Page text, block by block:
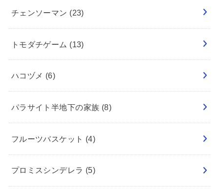
チェンソーマン (23)
トモダチゲーム (13)
ハコヅメ (6)
パラサイト半地下の家族 (8)
フルーツバスケット (4)
プロミスシンデレラ (5)